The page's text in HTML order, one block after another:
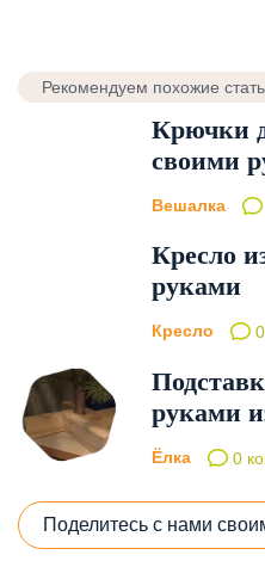
Рекомендуем похожие
Крючки
своими
Вешалка
Кресло
руками
Кресло
руками
Ёлка 0
Поделитесь с нами